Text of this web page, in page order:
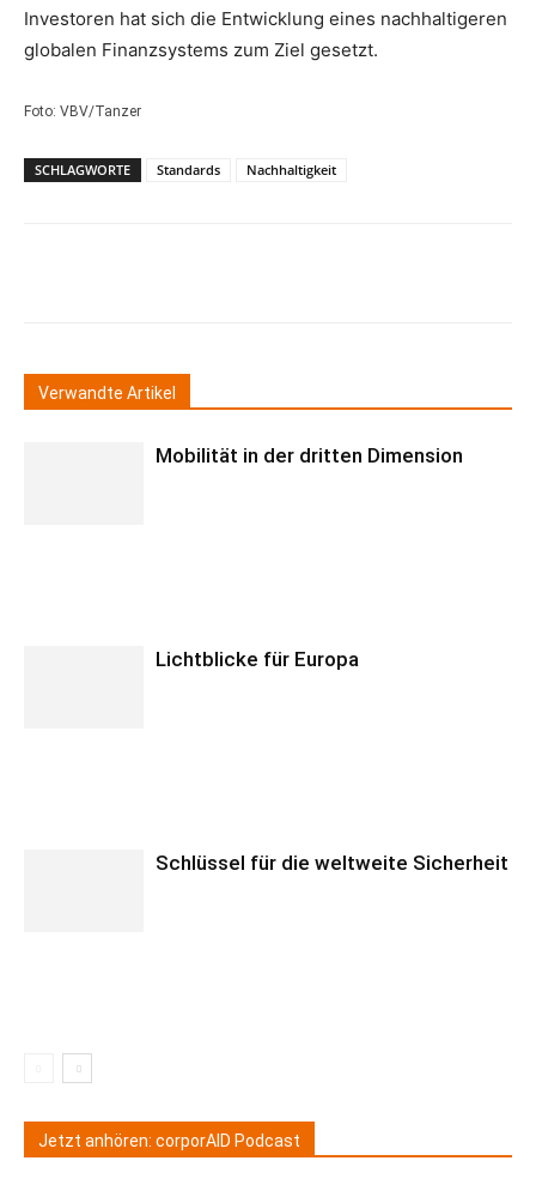
Investoren hat sich die Entwicklung eines nachhaltigeren
globalen Finanzsystems zum Ziel gesetzt.
Foto: VBV/Tanzer
SCHLAGWORTE Standards Nachhaltigkeit
Verwandte Artikel
Mobilität in der dritten Dimension
Lichtblicke für Europa
Schlüssel für die weltweite Sicherheit
Jetzt anhören: corporAID Podcast